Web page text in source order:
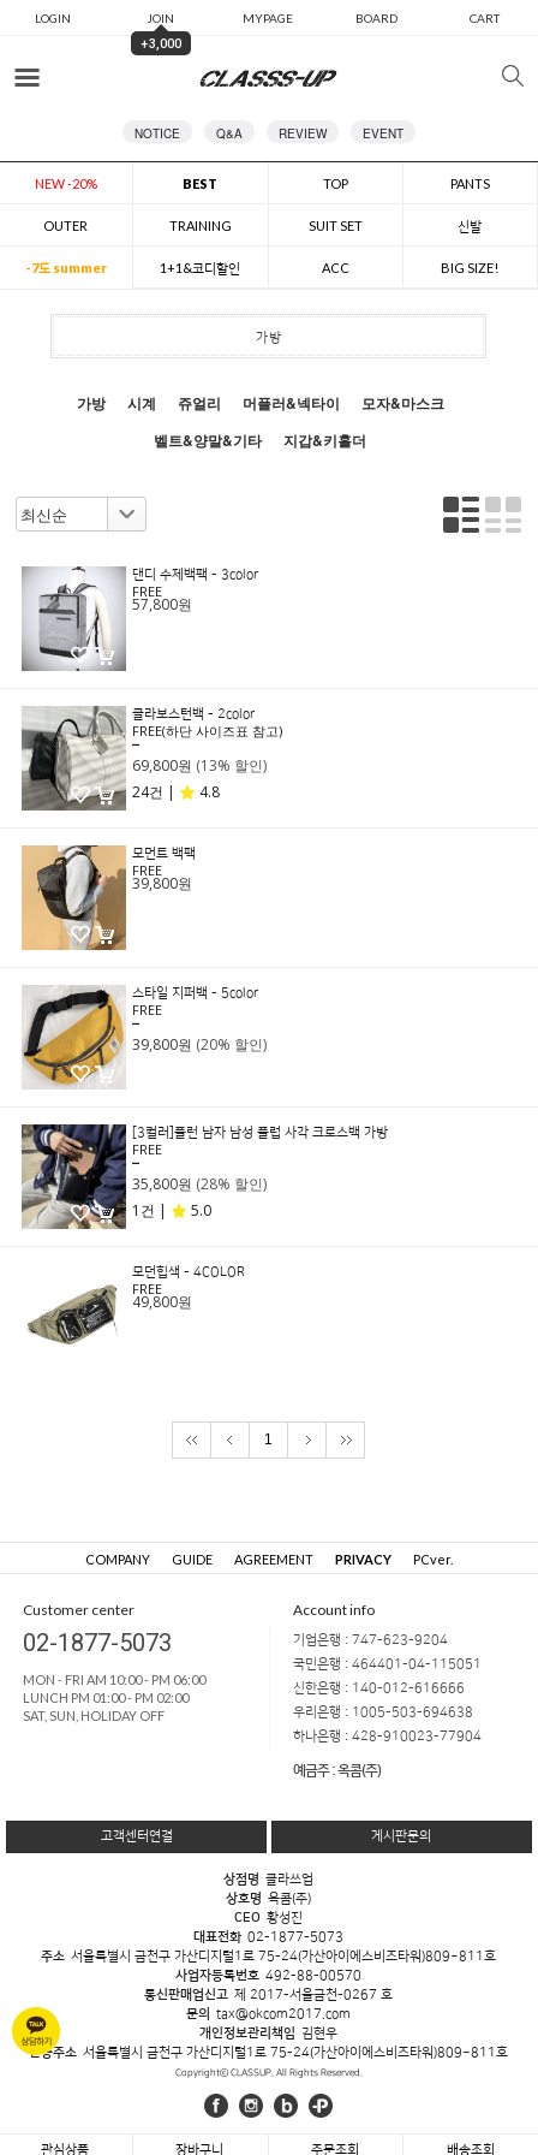
LOGIN JOIN MYPAGE BOARD CART
+3,000
NOTICE Q&A REVIEW EVENT
NEW -20% BEST TOP PANTS
OUTER TRAINING SUIT SET 신발
-7도 summer 1+1&코디할인 ACC BIG SIZE!
가방
가방 시계 쥬얼리 머플러&넥타이
모자&마스크
벨트&양말&기타
지갑&키홀더
댄디 수제백팩 - 3color
FREE
57,800원
클라보스턴백 - 2color
FREE(하단 사이즈표 참고)
69,800원 (13% 할인)
24건 |
4.8
모먼트 백팩
FREE
39,800원
스타일 지퍼백 - 5color
FREE
39,800원 (20% 할인)
[3컬러]플런 남자 남성 플럽 사각 크로스백 가방
FREE
35,800원 (28% 할인)
1건 |
5.0
모던힙색 - 4COLOR
FREE
49,800원
1
COMPANY GUIDE AGREEMENT PRIVACY PCver.
Customer center
02-1877-5073
MON - FRI AM 10:00 - PM 06:00
LUNCH PM 01:00 - PM 02:00
SAT, SUN, HOLIDAY OFF
Account info
기업은행 : 747-623-9204
국민은행 : 464401-04-115051
신한은행 : 140-012-616666
우리은행 : 1005-503-694638
하나은행 : 428-910023-77904
예금주 : 옥콤(주)
고객센터연결 게시판문의
상점명 클라쓰업
상호명 옥콤(주)
CEO 황성진
대표전화 02-1877-5073
주소 서울특별시 금천구 가산디지털1로 75-24(가산아이에스비즈타워)809~811호
사업자등록번호 492-88-00570
통신판매업신고 제 2017-서울금천-0267 호
문의 tax@okcom2017.com
개인정보관리책임 김현우
반송주소 서울특별시 금천구 가산디지털1로 75-24(가산아이에스비즈타워)809~811호
Copyrightⓒ CLASSUP. All Rights Reserved.
관심상품 장바구니 주문조회 배송조회